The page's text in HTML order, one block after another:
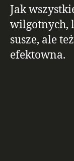
Jak
wilgotnych,
susze, ale
efektowna.